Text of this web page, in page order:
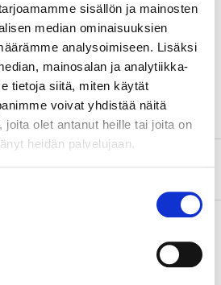
sisällön ja mainosten
median ominaisuuksien
analysoimiseen. Lisäksi
mainosalan ja analytiikka-
tietoja siitä, miten käytät
voivat yhdistää näitä
joita olet antanut heille tai joita on
heidän palvelujaan.
Tungsten carbide, YG8
10 mm